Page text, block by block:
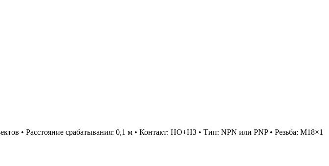
• Расстояние срабатывания: 0,1 м • Контакт: НО+НЗ • Тип: NPN или PNP • Резьба: М18×1